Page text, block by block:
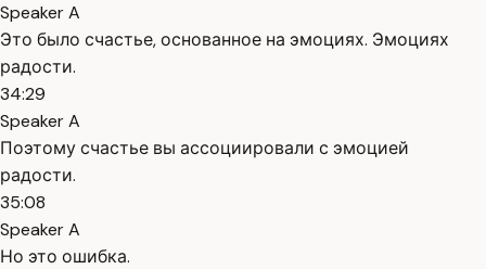
Speaker A
Это было счастье, основанное на эмоциях. Эмоциях
радости.
34:29
Speaker A
Поэтому счастье вы ассоциировали с эмоцией
радости.
35:08
Speaker A
Но это ошибка.